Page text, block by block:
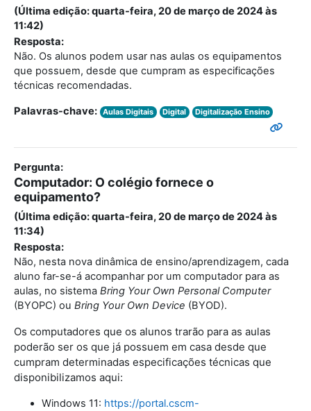
(Última edição: quarta-feira, 20 de março de 2024 às
11:42)
Resposta:
Não. Os alunos podem usar nas aulas os equipamentos
que possuem, desde que cumpram as especificações
técnicas recomendadas.
Palavras-chave: Aulas Digitais Digital Digitalização Ensino
Pergunta:
Computador: O colégio fornece o
equipamento?
(Última edição: quarta-feira, 20 de março de 2024 às
11:34)
Resposta:
Não, nesta nova dinâmica de ensino/aprendizagem, cada
aluno far-se-á acompanhar por um computador para as
aulas, no sistema Bring Your Own Personal Computer
(BYOPC) ou Bring Your Own Device (BYOD).
Os computadores que os alunos trarão para as aulas
poderão ser os que já possuem em casa desde que
cumpram determinadas especificações técnicas que
disponibilizamos aqui:
Windows 11: https://portal.cscm-